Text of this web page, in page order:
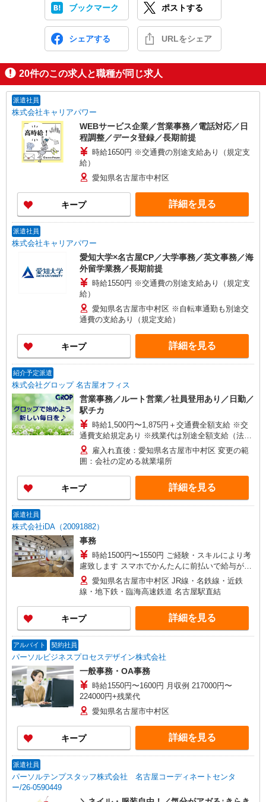
ブックマーク ポストする
シェアする URLをシェア
20件のこの求人と職種が同じ求人
派遣社員
株式会社キャリアパワー
WEBサービス企業／営業事務／電話対応／日
程調整／データ登録／長期前提
時給1650円 ※交通費の別途支給あり（規定支
給）
愛知県名古屋市中村区
キープ 詳細を見る
派遣社員
株式会社キャリアパワー
愛知大学×名古屋CP／大学事務／英文事務／海
外留学業務／長期前提
時給1550円 ※交通費の別途支給あり（規定支
給）
愛知県名古屋市中村区 ※自転車通勤も別途交
通費の支給あり（規定支給）
キープ 詳細を見る
紹介予定派遣
株式会社グロップ 名古屋オフィス
営業事務／ルート営業／社員登用あり／日勤／
駅チカ
時給1,500円〜1,875円＋交通費全額支給 ※交
通費支給規定あり ※残業代は別途全額支給（法定
基準通り） ※給与の希望日払い制度あり ＜月収例
＞ ＊月22日勤務の場合 時給1,500円×8時間×22
日⇒264,000円＋交通費＋残業代
雇入れ直後：愛知県名古屋市中村区 変更の範
囲：会社の定める就業場所
キープ 詳細を見る
派遣社員
株式会社iDA（20091882）
事務
時給1500円〜1550円 ご経験・スキルにより考
慮致します スマホでかんたんに前払いで給与が受
け取れます（※上限、条件あり） 上限2万円まで
愛知県名古屋市中村区 JR線・名鉄線・近鉄
線・地下鉄・臨海高速鉄道 名古屋駅直結
キープ 詳細を見る
アルバイト 契約社員
パーソルビジネスプロセスデザイン株式会社
一般事務・OA事務
時給1550円〜1600円 月収例 217000円〜
224000円+残業代
愛知県名古屋市中村区
キープ 詳細を見る
派遣社員
パーソルテンプスタッフ株式会社 名古屋コーディネートセンタ
ー/26-0590449